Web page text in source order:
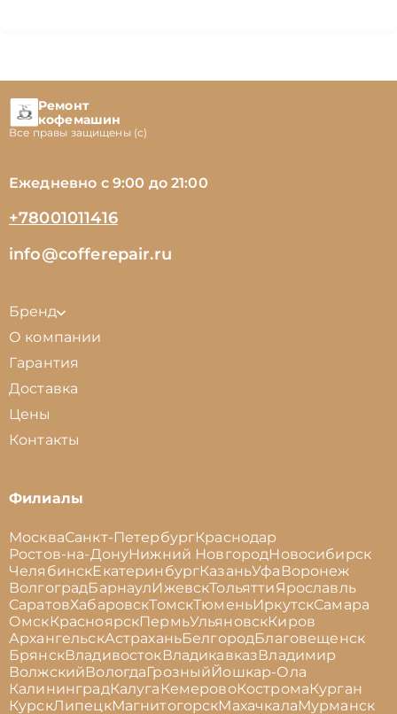
Ремонт
кофемашин
Все правы защищены (с)
Ежедневно с 9:00 до 21:00
+78001011416
info@cofferepair.ru
Бренд
О компании
Гарантия
Доставка
Цены
Контакты
Филиалы
МоскваСанкт-ПетербургКраснодар
Ростов-на-ДонуНижний НовгородНовосибирск
ЧелябинскЕкатеринбургКазаньУфа Воронеж
ВолгоградБарнаулИжевскТольяттиЯрославль
СаратовХабаровскТомскТюменьИркутскСамара
ОмскКрасноярскПермьУльяновскКиров
АрхангельскАстраханьБелгородБлаговещенск
БрянскВладивостокВладикавказВладимир
ВолжскийВологдаГрозныйЙошкар-Ола
КалининградКалуга КемеровоКостромаКурган
КурскЛипецкМагнитогорскМахачкалаМурманск